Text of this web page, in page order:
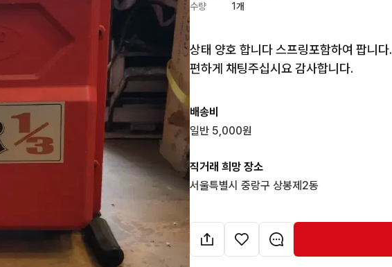
수량
1개
상태 양호 합니다 스프링포함하여 팝니다.
편하게 채팅주십시요 감사합니다.
배송비
일반 5,000원
직거래 희망 장소
서울특별시 중랑구 상봉제2동